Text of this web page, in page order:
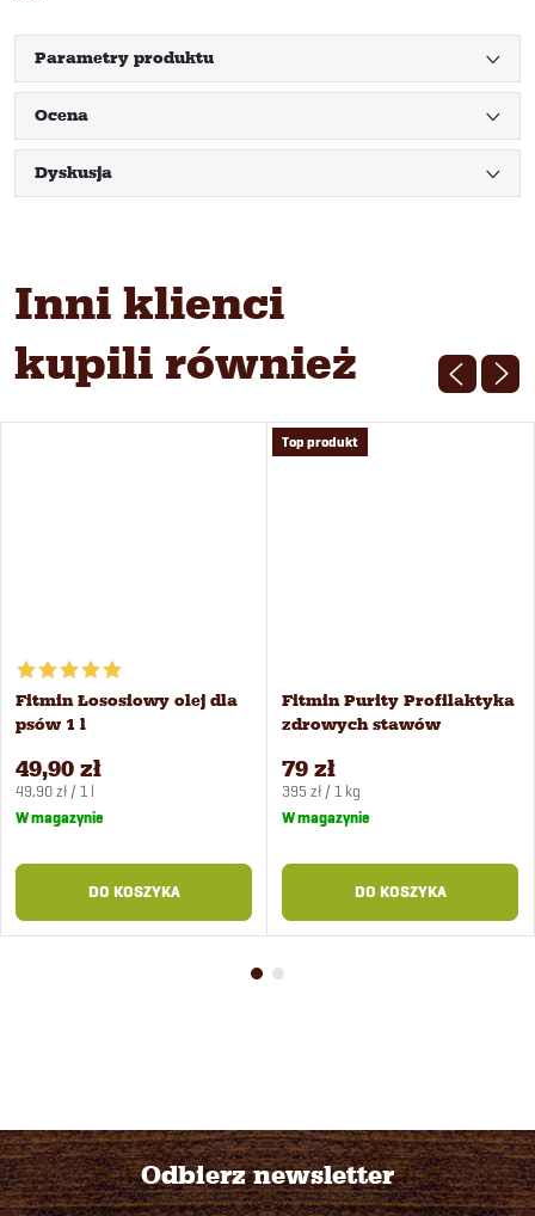
Parametry produktu
Ocena
Dyskusja
Inni klienci
kupili również
Fitmin Łososiowy olej dla
psów 1 l
49,90 zł
Cena
jednostkowa:
49,90 zł / 1 l
W magazynie
DO KOSZYKA
Top produkt
Fitmin Purity Profilaktyka
zdrowych stawów
79 zł
Cena
jednostkowa:
395 zł / 1 kg
W magazynie
DO KOSZYKA
Odbierz newsletter